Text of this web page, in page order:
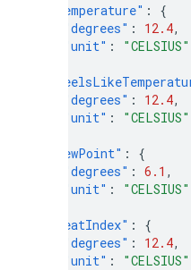
"temperature" :
{
"degrees" : 12.4,
"unit" :
"CELSIUS"
"degrees" : 12.4,
"unit" :
"CELSIUS"
"dewPoint" :
{
"degrees" : 6.1 ,
"unit" :
"CELSIUS"
"heatIndex" :
{
"degrees" : 12.4,
"unit" :
"CELSIUS"